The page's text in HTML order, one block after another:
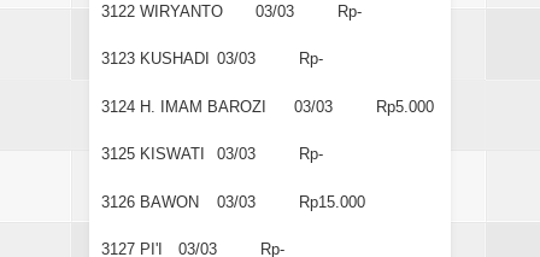
3122 WIRYANTO 03/03 Rp-
3123 KUSHADI 03/03 Rp-
3124 H. IMAM BAROZI 03/03 Rp5.000
3125 KISWATI 03/03 Rp-
3126 BAWON 03/03 Rp15.000
3127 PI'I 03/03 Rp-